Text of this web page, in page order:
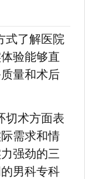
式了解医院
验能够直
量和术后
切术方面表
需求和情
强劲的三
男科专科